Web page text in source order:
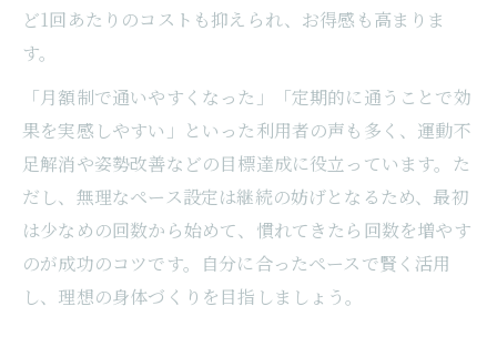
ど1回あたりのコストも抑えられ、お得感も高まりま
す。
「月額制で通いやすくなった」「定期的に通うことで効
果を実感しやすい」といった利用者の声も多く、運動不
足解消や姿勢改善などの目標達成に役立っています。た
だし、無理なペース設定は継続の妨げとなるため、最初
は少なめの回数から始めて、慣れてきたら回数を増やす
のが成功のコツです。自分に合ったペースで賢く活用
し、理想の身体づくりを目指しましょう。